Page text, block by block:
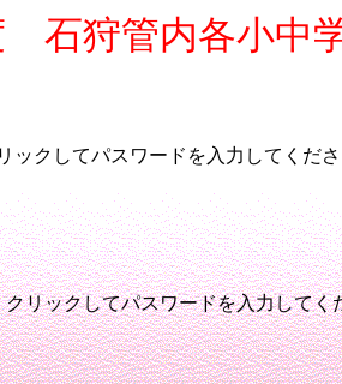
石狩管内各小中
ックしてパスワードを入力してくだ
リックしてパスワードを入力してく